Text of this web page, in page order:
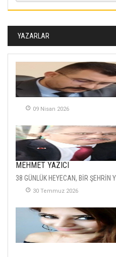
YAZARLAR
09 Nisan 2026
MEHMET YAZICI
38 GÜNLÜK HEYECAN, BİR ŞEHRİN
30 Temmuz 2026